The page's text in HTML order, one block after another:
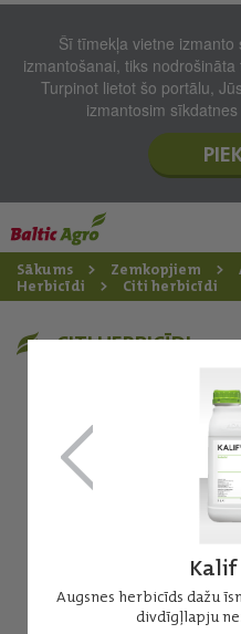
Šī tīmekļa vietne
izmantošanai, tiks
Turpinot lietot šo portālu,
izmantosim
Sākums Zemkopjiem
Herbicīdi
Citi herbicīdi
Kalif
Augsnes herbicīds dažu
divdīgļlapju
CITI HERBICĪDI